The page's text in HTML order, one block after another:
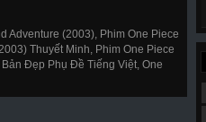
Adventure (2003), Phim One Piece
Thuyết Minh, Phim One Piece
Đẹp Phụ Đề Tiếng Việt, One